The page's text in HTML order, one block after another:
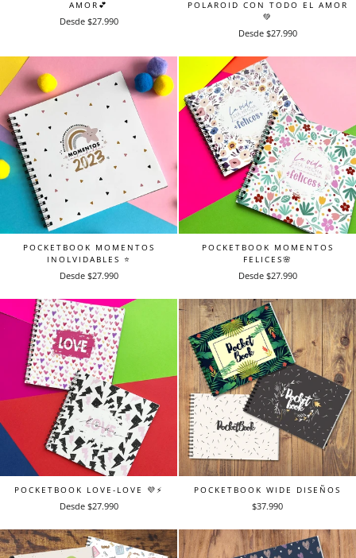
AMOR💕
Desde $27.990
POLAROID CON TODO EL AMOR
💚
Desde $27.990
POCKETBOOK MOMENTOS
INOLVIDABLES ⭐️
Desde $27.990
POCKETBOOK MOMENTOS
FELICES🌸
Desde $27.990
POCKETBOOK LOVE-LOVE 💜⚡️
Desde $27.990
POCKETBOOK WIDE DISEÑOS
$37.990